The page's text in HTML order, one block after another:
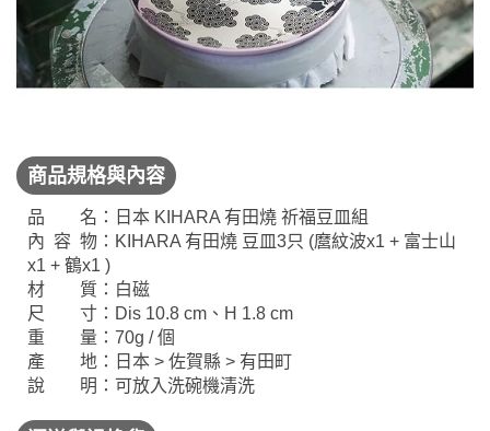
商品規格與內容
品 名：日本 KIHARA 有田燒 祈福豆皿組
內 容 物：KIHARA 有田燒 豆皿3只 (麿紋波x1 + 富士山
x1 + 鶴x1 )
材 質：白磁
尺 寸：Dis 10.8 cm、H 1.8 cm
重 量：70g / 個
產 地：日本 > 佐賀縣 > 有田町
說 明：可放入洗碗機清洗